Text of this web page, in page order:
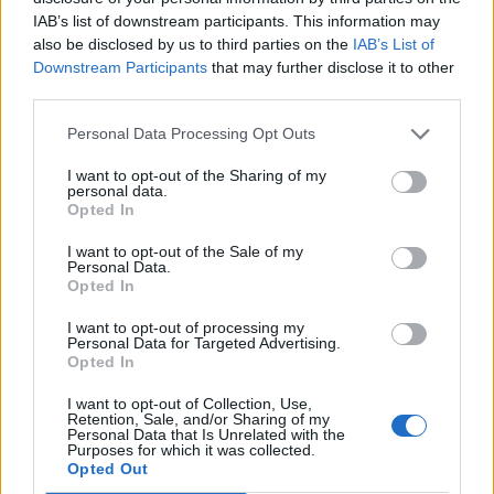
IAB’s list of downstream participants. This information may
also be disclosed by us to third parties on the IAB’s List of
Downstream Participants that may further disclose it to other
Personal Data Processing Opt Outs
I want to opt-out of the Sharing of my
personal data.
Opted In
I want to opt-out of the Sale of my
Personal Data.
Opted In
I want to opt-out of processing my
Personal Data for Targeted Advertising.
Opted In
I want to opt-out of Collection, Use,
Retention, Sale, and/or Sharing of my
Personal Data that Is Unrelated with the
Purposes for which it was collected.
Opted Out
Suomalaispelaajat
nyrkkihippasilla – Erik Haula ja
Anton Lundell ottivat toisistaan
Kaapo Kakolla värikäs ottelu –
paha kiekonmenetys maksoi
kalliisti, vastasi voittomaalilla
LIITTYVÄT ARTIKKELIT
Leijonat julkisti ketjut Sveitsi-peliin –
Aleksander Barkov tekee paluun
kaukaloon
Venäläisveskari sekosi Suomen 2.
divisioonassa – sai samasta tilanteesta